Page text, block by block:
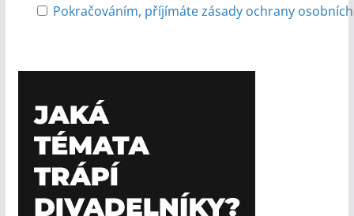
Pokračováním, příjímáte zásady ochrany